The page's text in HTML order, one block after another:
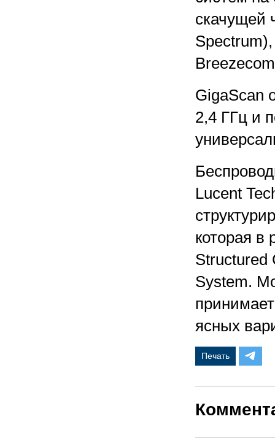
скачущей
GigaScan
2,4 ГГц и
Lucent
которая в
Structured
System.
ясных
Печать